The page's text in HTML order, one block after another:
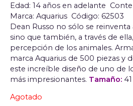
Edad: 14 años en adelante
Marca: Aquarius Código: 62503
Dean Russo no sólo se reinventa
sino que también, a través de
percepción de los animales.
marca Aquarius de 500 piezas y
este increíble diseño de uno de
más impresionantes. Tamaño:
Agotado